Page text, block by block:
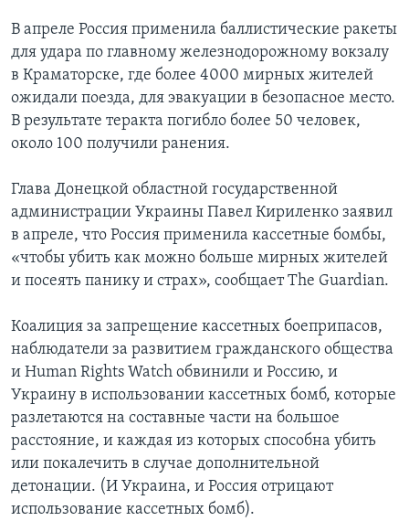
В апреле Россия применила баллистические ракеты
для удара по главному железнодорожному вокзалу
в Краматорске, где более 4000 мирных жителей
ожидали поезда, для эвакуации в безопасное место.
В результате теракта погибло более 50 человек,
около 100 получили ранения.
Глава Донецкой областной государственной
администрации Украины Павел Кириленко заявил
в апреле, что Россия применила кассетные бомбы,
«чтобы убить как можно больше мирных жителей
и посеять панику и страх», сообщает The Guardian.
Коалиция за запрещение кассетных боеприпасов,
наблюдатели за развитием гражданского общества
и Human Rights Watch обвинили и Россию, и
Украину в использовании кассетных бомб, которые
разлетаются на составные части на большое
расстояние, и каждая из которых способна убить
или покалечить в случае дополнительной
детонации. (И Украина, и Россия отрицают
использование кассетных бомб).